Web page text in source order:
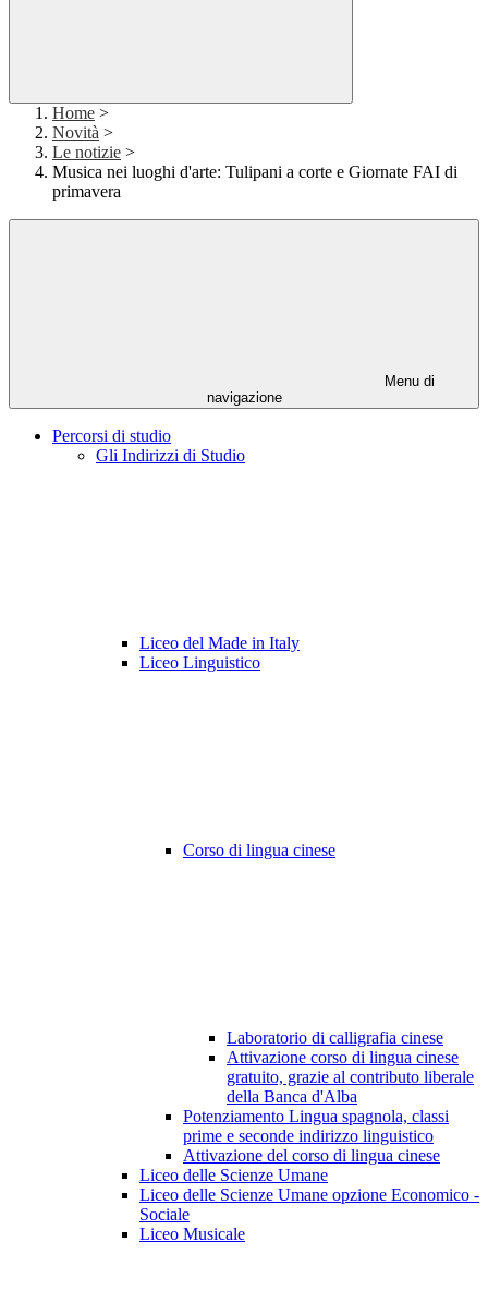
Home >
Novità >
Le notizie >
Musica nei luoghi d'arte: Tulipani a corte e Giornate FAI di
primavera
Menu di
navigazione
Percorsi di studio
Gli Indirizzi di Studio
Liceo del Made in Italy
Liceo Linguistico
Corso di lingua cinese
Laboratorio di calligrafia cinese
Attivazione corso di lingua cinese
gratuito, grazie al contributo liberale
della Banca d'Alba
Potenziamento Lingua spagnola, classi
prime e seconde indirizzo linguistico
Attivazione del corso di lingua cinese
Liceo delle Scienze Umane
Liceo delle Scienze Umane opzione Economico -
Sociale
Liceo Musicale